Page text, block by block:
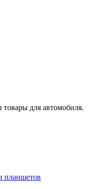
для автомобиля.
планшетов